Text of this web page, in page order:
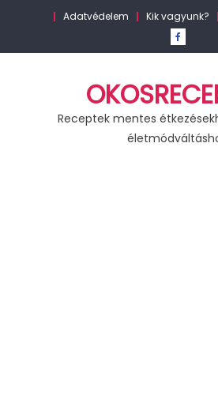
Adatvédelem Kik vagyunk?
Receptek mentes